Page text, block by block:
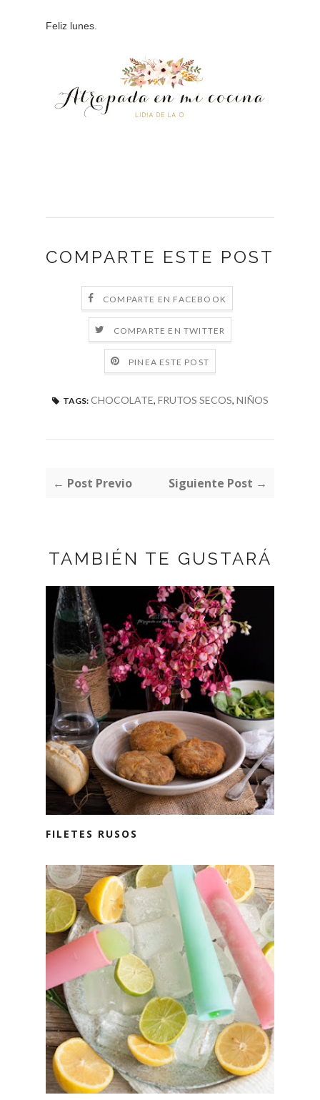
Feliz lunes.
COMPARTE ESTE POST
COMPARTE EN FACEBOOK
COMPARTE EN TWITTER
PINEA ESTE POST
TAGS: CHOCOLATE, FRUTOS SECOS, NIÑOS
← Post Previo Siguiente Post →
TAMBIÉN TE GUSTARÁ
FILETES RUSOS